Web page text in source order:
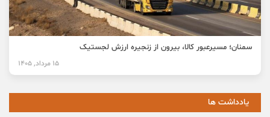
سمنان؛ مسیرعبور کالا، بیرون از زنجیره ارزش لجستیک
15 مرداد, 1405
یادداشت ها